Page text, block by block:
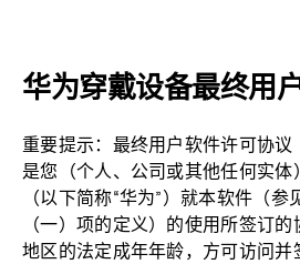
华为穿戴设备最终用
重要提示：最终用户软件许可协议
是您（个人、公司或其他任何实
（以下简称“华为”）就本软件（
（一）项的定义）的使用所签订
地区的法定成年年龄，方可访问